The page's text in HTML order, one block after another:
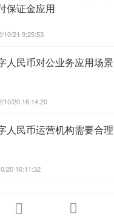
保证金应用
10/21 9:25:53
人民币对公业务应用场景
10/20 16:14:20
人民币运营机构需要合理
20 16:11:32
 